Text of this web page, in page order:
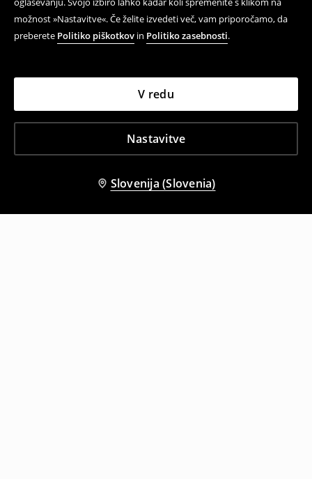
možnost »Nastavitve«. Če želite izvedeti več, vam priporočamo, da
preberete Politiko piškotkov in Politiko zasebnosti.
Nastavitve
V redu
Slovenija (Slovenia)